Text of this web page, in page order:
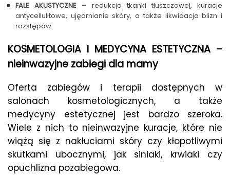
FALE AKUSTYCZNE – redukcja tkanki tłuszczowej, kuracje
antycellulitowe, ujędrnianie skóry, a także likwidacja blizn i
rozstępów
KOSMETOLOGIA I MEDYCYNA ESTETYCZNA –
nieinwazyjne zabiegi dla mamy
Oferta zabiegów i terapii dostępnych w
salonach kosmetologicznych, a także
medycyny estetycznej jest bardzo szeroka.
Wiele z nich to nieinwazyjne kuracje, które nie
wiążą się z nakłuciami skóry czy kłopotliwymi
skutkami ubocznymi, jak siniaki, krwiaki czy
opuchlizna pozabiegowa.